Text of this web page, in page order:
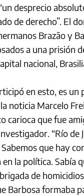
desprecio
de derecho”. El
Brazão y
a una prisión
nacional,
en esto, es un
noticia Marcelo
carioca que fue
“Río de
que hay
la política. Sabía
de
Barbosa formaba